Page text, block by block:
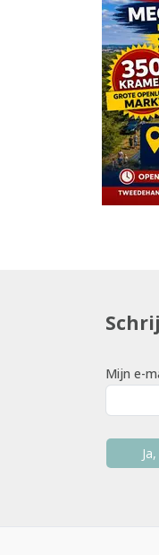
Mijn e-